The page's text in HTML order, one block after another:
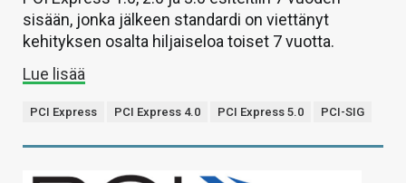
sisään, jonka jälkeen standardi on viettänyt
kehityksen osalta hiljaiseloa toiset 7 vuotta.
Lue lisää
PCI Express PCI Express 4.0 PCI Express 5.0 PCI-SIG